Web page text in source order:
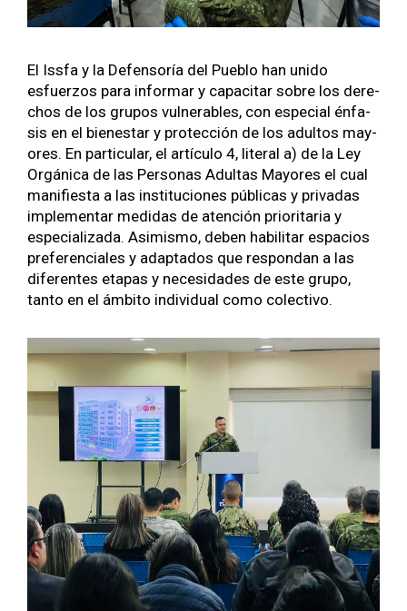
El Iss­fa y la Defen­soría del Pueblo han unido
esfuer­zos para infor­mar y capac­i­tar sobre los dere­
chos de los gru­pos vul­ner­a­bles, con espe­cial énfa­
sis en el bien­es­tar y pro­tec­ción de los adul­tos may­
ores. En par­tic­u­lar, el artícu­lo 4, lit­er­al a) de la Ley
Orgáni­ca de las Per­sonas Adul­tas May­ores el cual
man­i­fi­es­ta a las insti­tu­ciones públi­cas y pri­vadas
imple­men­tar medi­das de aten­ción pri­or­i­taria y
espe­cial­iza­da. Asimis­mo, deben habil­i­tar espa­cios
pref­er­en­ciales y adap­ta­dos que respon­dan a las
difer­entes eta­pas y necesi­dades de este grupo,
tan­to en el ámbito indi­vid­ual como colec­ti­vo.